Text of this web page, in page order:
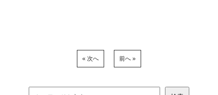
« 次へ 前へ »